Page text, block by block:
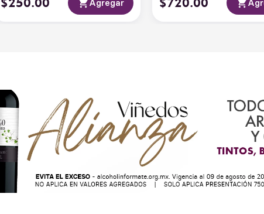
Agregar